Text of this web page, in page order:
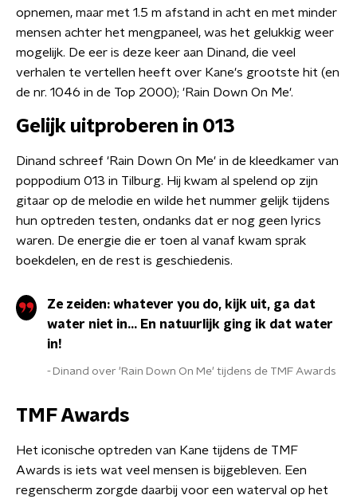
opnemen, maar met 1.5 m afstand in acht en met minder
mensen achter het mengpaneel, was het gelukkig weer
mogelijk. De eer is deze keer aan Dinand, die veel
verhalen te vertellen heeft over Kane's grootste hit (en
de nr. 1046 in de Top 2000); 'Rain Down On Me'.
Gelijk uitproberen in 013
Dinand schreef 'Rain Down On Me' in de kleedkamer van
poppodium 013 in Tilburg. Hij kwam al spelend op zijn
gitaar op de melodie en wilde het nummer gelijk tijdens
hun optreden testen, ondanks dat er nog geen lyrics
waren. De energie die er toen al vanaf kwam sprak
boekdelen, en de rest is geschiedenis.
Ze zeiden: whatever you do, kijk uit, ga dat
water niet in... En natuurlijk ging ik dat water
in!
Dinand over 'Rain Down On Me' tijdens de TMF Awards
TMF Awards
Het iconische optreden van Kane tijdens de TMF
Awards is iets wat veel mensen is bijgebleven. Een
regenscherm zorgde daarbij voor een waterval op het